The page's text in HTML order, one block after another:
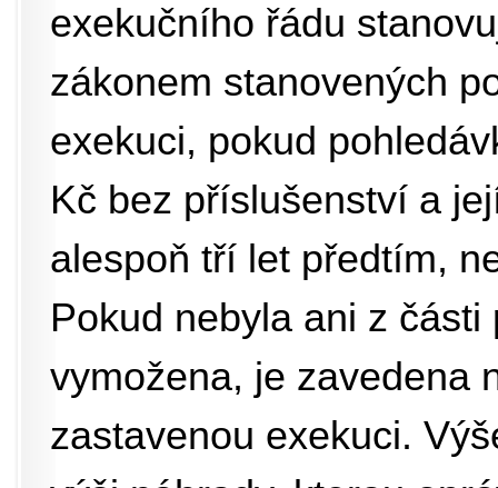
exekučního řádu
zákonem stanovených
exekuci, pokud
Kč bez příslušenství a
alespoň tří let předtím,
Pokud nebyla ani z
vymožena, je zavedena
zastavenou exekuci.